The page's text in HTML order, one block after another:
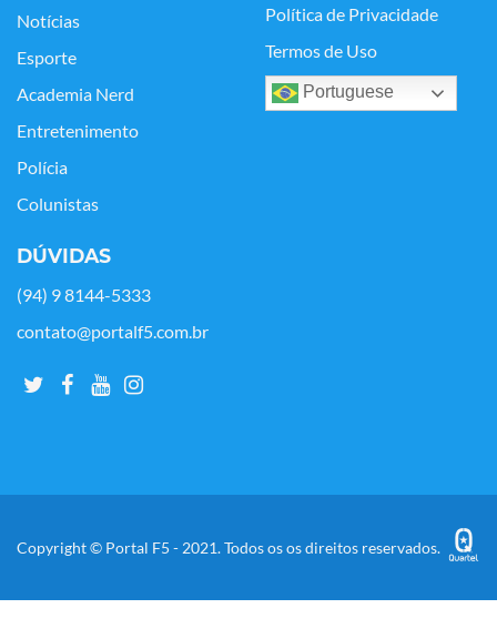
Notícias
Esporte
Academia Nerd
Entretenimento
Polícia
Colunistas
Política de Privacidade
Termos de Uso
Portuguese
DÚVIDAS
(94) 9 8144-5333
contato@portalf5.com.br
Copyright © Portal F5 - 2021. Todos os os direitos reservados.